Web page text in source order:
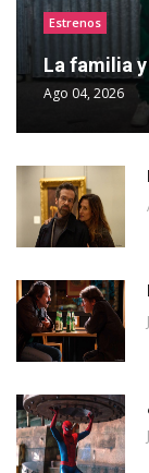
Estrenos
La familia
Ago 04, 2026